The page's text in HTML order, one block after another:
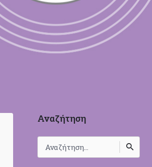
Αναζήτηση
Search
for